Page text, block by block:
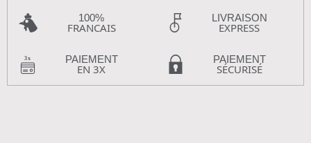
100%
FRANCAIS
LIVRAISON
EXPRESS
PAIEMENT
EN 3X
PAIEMENT
SÉCURISÉ